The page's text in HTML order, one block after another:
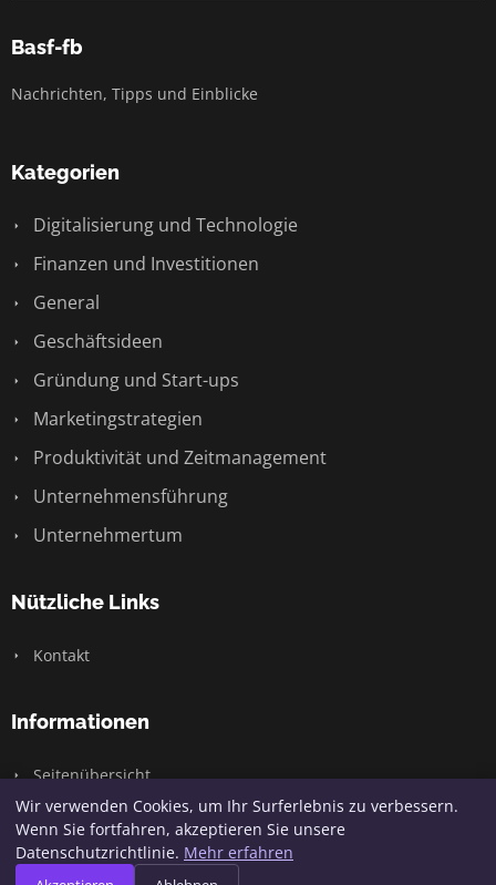
Basf-fb
Nachrichten, Tipps und Einblicke
Kategorien
Digitalisierung und Technologie
Finanzen und Investitionen
General
Geschäftsideen
Gründung und Start-ups
Marketingstrategien
Produktivität und Zeitmanagement
Unternehmensführung
Unternehmertum
Nützliche Links
Kontakt
Informationen
Seitenübersicht
© 2026 Basf-fb. Alle Rechte vorbehalten.
Wir verwenden Cookies, um Ihr Surferlebnis zu verbessern.
Wenn Sie fortfahren, akzeptieren Sie unsere
Datenschutzrichtlinie. Mehr erfahren